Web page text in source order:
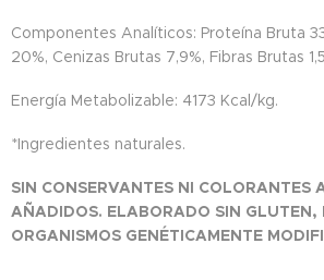
Componentes Analíticos: Proteína Bruta
20%, Cenizas Brutas 7,9%, Fibras Brutas
Energía Metabolizable: 4173 Kcal/kg.
*Ingredientes naturales.
SIN CONSERVANTES NI COLORANTES
AÑADIDOS. ELABORADO SIN GLUTEN,
ORGANISMOS GENÉTICAMENTE